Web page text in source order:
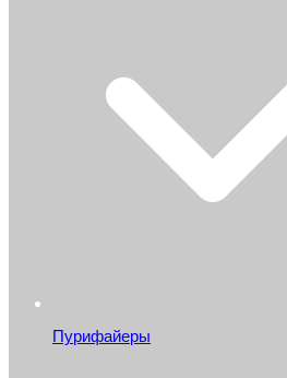
Пурифайеры